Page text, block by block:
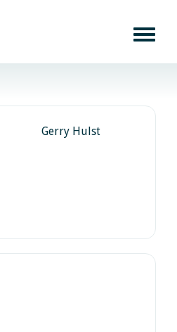
Gerry Hulst